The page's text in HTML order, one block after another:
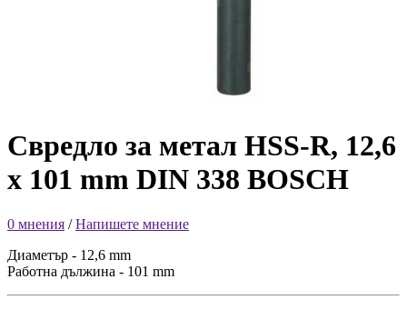
Свредло за метал HSS-R, 12,6
x 101 mm DIN 338 BOSCH
0 мнения /Напишете мнение
Диаметър - 12,6 mm
Работна дължина - 101 mm